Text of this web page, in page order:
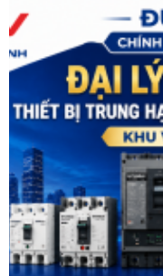
Việc lắp đặt Đèn
Multi 30W 6500K
cho các hệ trần tiêu
bản bao gồm:
Đầu tiên, hãy ngắt
Đèn đi kèm với bộ
nhanh, giúp việc đấu
dụng cụ chuyên
bạn chỉ cần đặt đèn
trần thạch cao chìm
cung cấp các phụ